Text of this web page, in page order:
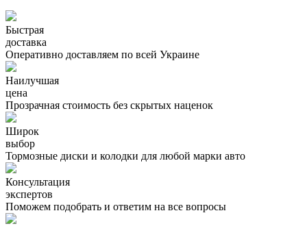
Быстрая
доставка
Оперативно доставляем по всей Украине
Наилучшая
цена
Прозрачная стоимость без скрытых наценок
Широк
выбор
Тормозные диски и колодки для любой марки авто
Консультация
экспертов
Поможем подобрать и ответим на все вопросы